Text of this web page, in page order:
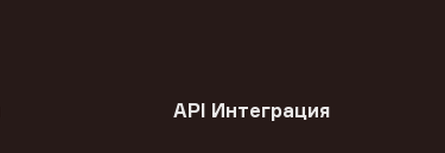
API Интеграция